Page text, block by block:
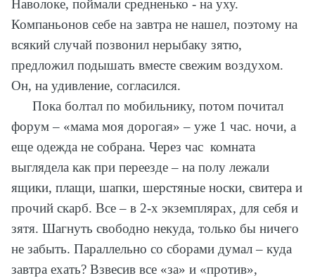
Наволоке, поймали средненько - на уху.
Компаньонов себе на завтра не нашел, поэтому на
всякий случай позвонил нерыбаку зятю,
предложил подышать вместе свежим воздухом.
Он, на удивление, согласился.
Пока болтал по мобильнику, потом почитал
форум – «мама моя дорогая» – уже 1 час. ночи, а
еще одежда не собрана. Через час комната
выглядела как при переезде – на полу лежали
ящики, плащи, шапки, шерстяные носки, свитера и
прочий скарб. Все – в 2-х экземплярах, для себя и
зятя. Шагнуть свободно некуда, только бы ничего
не забыть. Параллельно со сборами думал – куда
завтра ехать? Взвесив все «за» и «против»,